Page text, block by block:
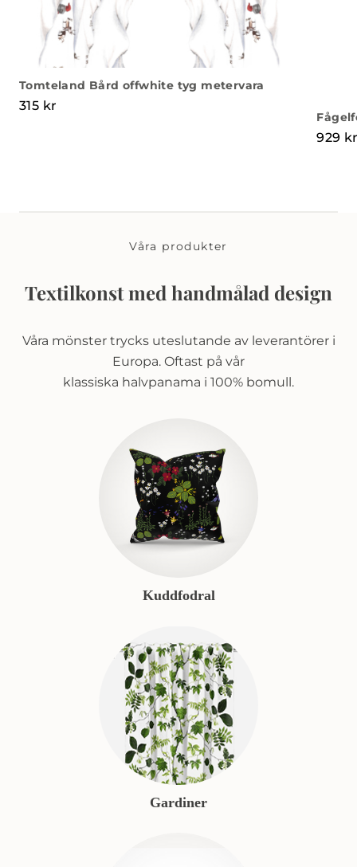
Tomteland Bård offwhite tyg metervara
315 kr
929
Våra produkter
Textilkonst med handmålad design
Våra mönster trycks uteslutande av leverantörer i
Europa. Oftast på vår
klassiska halvpanama i 100% bomull.
Kuddfodral
Gardiner